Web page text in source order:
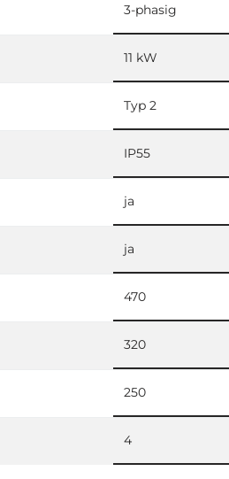
3-phasig
11 kW
Typ 2
IP55
ja
ja
470
320
250
4